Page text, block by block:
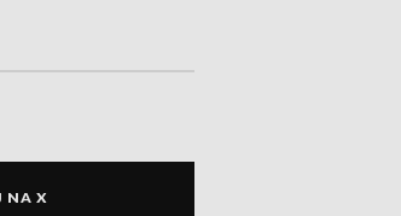
NA X